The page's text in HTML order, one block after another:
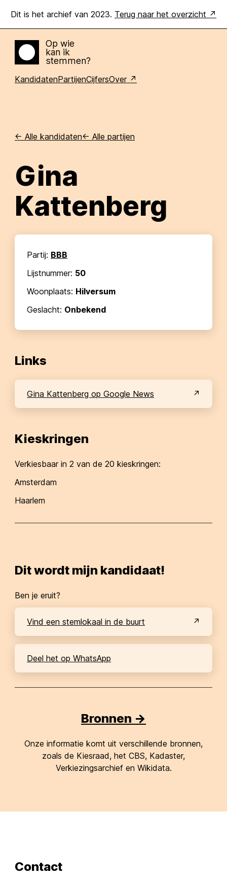
Dit is het archief van 2023. Terug naar het overzicht
Home
Op wie
kan ik
stemmen?
KandidatenPartijenCijfersOver
<- Alle kandidaten<- Alle partijen
Gina
Kattenberg
Partij: BBB
Lijstnummer: 50
Woonplaats: Hilversum
Geslacht: Onbekend
Links
Gina Kattenberg op Google News
Kieskringen
Verkiesbaar in2 van de 20 kieskringen:
Amsterdam
Haarlem
Dit wordt mijn kandidaat!
Ben je eruit?
Vind een stemlokaal in de buurt
Deel het op WhatsApp
Bronnen ->
Onze informatie komt uit verschillende bronnen,
zoals de Kiesraad, het CBS, Kadaster,
Verkiezingsarchief en Wikidata.
Contact